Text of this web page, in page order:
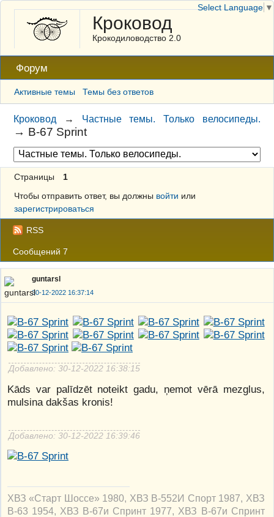
Кроковод
Крокодиловодство 2.0
Форум
Активные темы Темы без ответов
Кроковод → Частные темы. Только велосипеды.
→ B-67 Sprint
Страницы
1
Чтобы отправить ответ, вы должны войти или
зарегистрироваться
RSS
Сообщений 7
guntarsl
30-12-2022 16:37:14
Добавлено: 30-12-2022 16:38:15
Kāds var palīdzēt noteikt gadu, ņemot vērā mezglus,
mulsina dakšas kronis!
Добавлено: 30-12-2022 16:39:46
ХВЗ «Старт Шоссе» 1980, ХВЗ В-552И Спорт 1987, ХВЗ
В-63 1954, ХВЗ В-67и Спринт 1977, ХВЗ В-67и Спринт
Select Language ▼